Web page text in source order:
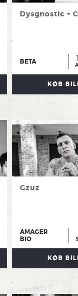
Dysgnostic +
BETA
KØB
Gzuz
AMAGER
BIO
KØB